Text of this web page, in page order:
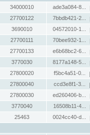
34000010 ade3a084-8...
27700122 7bbdb421-2...
3690010 04572010-1...
27700111 70bee932-1...
27700133 e6b68bc2-6...
3770030 8177a148-5...
27800020 f5bc4a51-0...
27800040 ccd3e8f1-3...
27800030 ed260406-b...
3770040 16508b11-4...
25463 0024cc40-d...